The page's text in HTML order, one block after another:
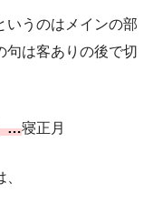
いうのはメインの部
句は客ありの後で切
…寝正月